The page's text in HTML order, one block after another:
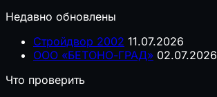
Недавно обновлены
Стройдвор 2002 11.07.2026
ООО «БЕТОНО-ГРАД» 02.07.2026
Что проверить